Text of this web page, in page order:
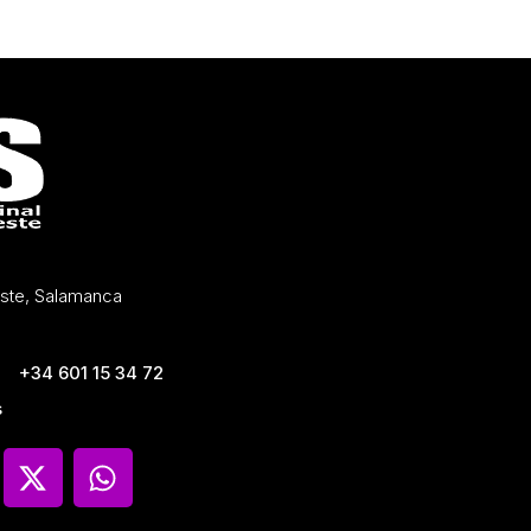
Salamanca
+34 601 15 34 72